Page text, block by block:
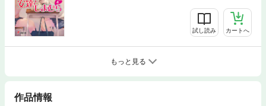
試し読み カートへ
もっと見る
作品情報